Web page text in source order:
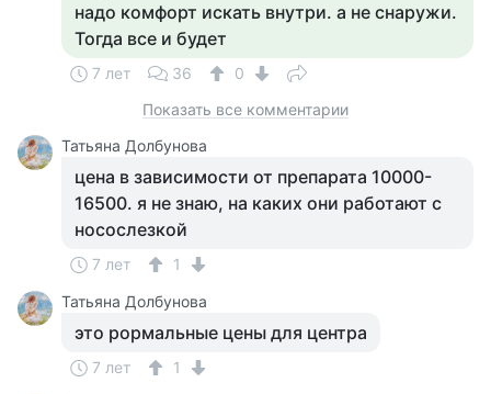
надо комфорт искать внутри. а не снаружи.
Тогда все и будет
7 лет 36
0
Показать все комментарии
Татьяна Долбунова
цена в зависимости от препарата 10000-
16500. я не знаю, на каких они работают с
носослезкой
7 лет
1
Татьяна Долбунова
это рормальные цены для центра
7 лет 1